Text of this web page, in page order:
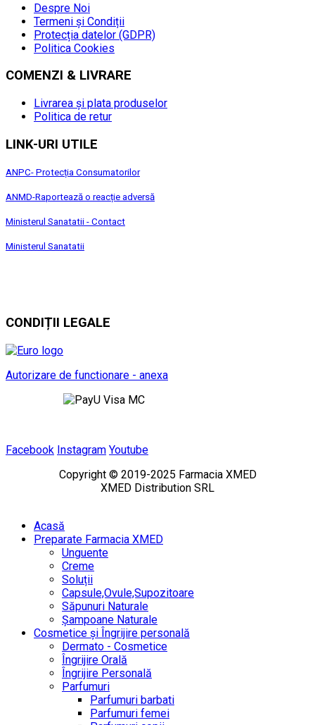
Despre Noi
Termeni și Condiții
Protecția datelor (GDPR)
Politica Cookies
COMENZI & LIVRARE
Livrarea și plata produselor
Politica de retur
LINK-URI UTILE
ANPC- Protecția Consumatorilor
ANMD-Raportează o reacție adversă
Ministerul Sanatatii - Contact
Ministerul Sanatatii
CONDIȚII LEGALE
Autorizare de functionare - anexa
Facebook Instagram Youtube
Copyright © 2019-2025 Farmacia XMED
XMED Distribution SRL
Acasă
Preparate Farmacia XMED
Unguente
Creme
Soluții
Capsule,Ovule,Supozitoare
Săpunuri Naturale
Șampoane Naturale
Cosmetice și Îngrijire personală
Dermato - Cosmetice
Îngrijire Orală
Îngrijire Personală
Parfumuri
Parfumuri barbati
Parfumuri femei